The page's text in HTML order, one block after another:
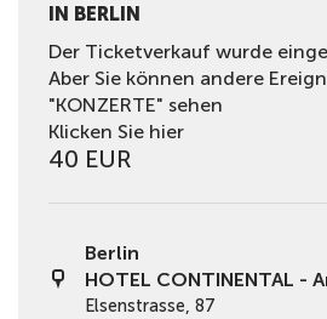
IN BERLIN
Der Ticketverkauf wurde
Aber Sie können andere
"KONZERTE" sehen
Klicken Sie hier
40 EUR
Berlin
HOTEL CONTINENTAL -
Elsenstrasse, 87